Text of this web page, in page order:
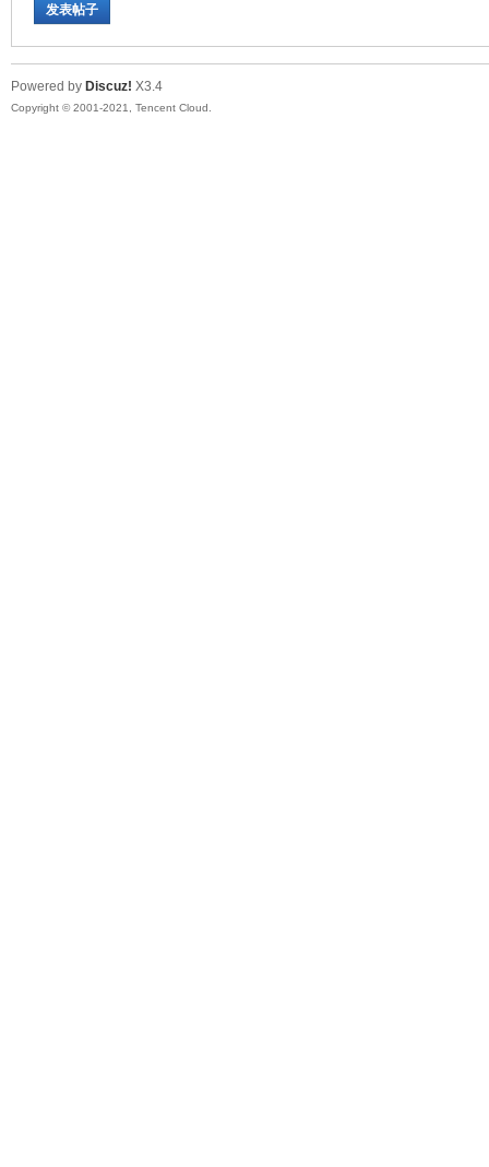
发表帖子
Powered by Discuz! X3.4
Copyright © 2001-2021, Tencent Cloud.